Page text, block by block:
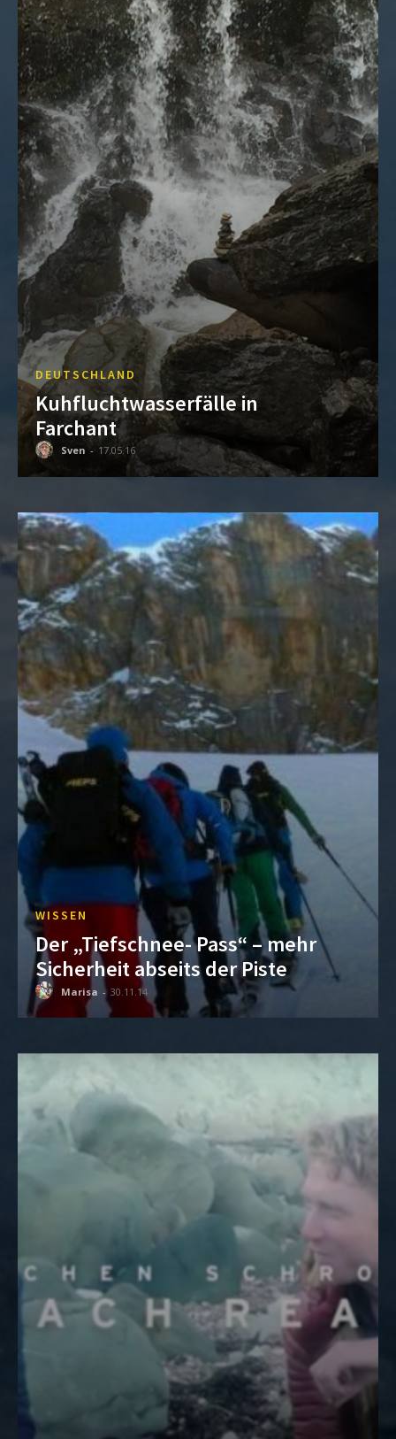
DEUTSCHLAND
Kuhfluchtwasserfälle in
Farchant
Sven - 17.05.16
WISSEN
Der „Tiefschnee- Pass“ – mehr
Sicherheit abseits der Piste
Marisa - 30.11.14